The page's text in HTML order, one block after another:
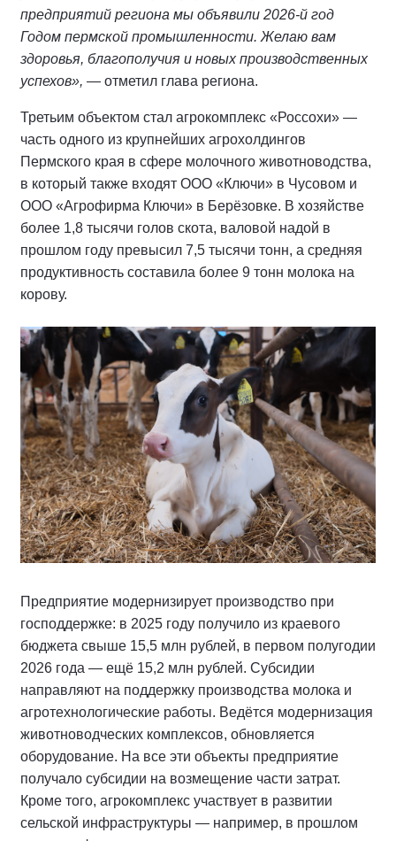
предприятий региона мы объявили 2026-й год
Годом пермской промышленности. Желаю вам
здоровья, благополучия и новых производственных
успехов», — отметил глава региона.
Третьим объектом стал агрокомплекс «Россохи» —
часть одного из крупнейших агрохолдингов
Пермского края в сфере молочного животноводства,
в который также входят ООО «Ключи» в Чусовом и
ООО «Агрофирма Ключи» в Берёзовке. В хозяйстве
более 1,8 тысячи голов скота, валовой надой в
прошлом году превысил 7,5 тысячи тонн, а средняя
продуктивность составила более 9 тонн молока на
корову.
Предприятие модернизирует производство при
господдержке: в 2025 году получило из краевого
бюджета свыше 15,5 млн рублей, в первом полугодии
2026 года — ещё 15,2 млн рублей. Субсидии
направляют на поддержку производства молока и
агротехнологические работы. Ведётся модернизация
животноводческих комплексов, обновляется
оборудование. На все эти объекты предприятие
получало субсидии на возмещение части затрат.
Кроме того, агрокомплекс участвует в развитии
сельской инфраструктуры — например, в прошлом